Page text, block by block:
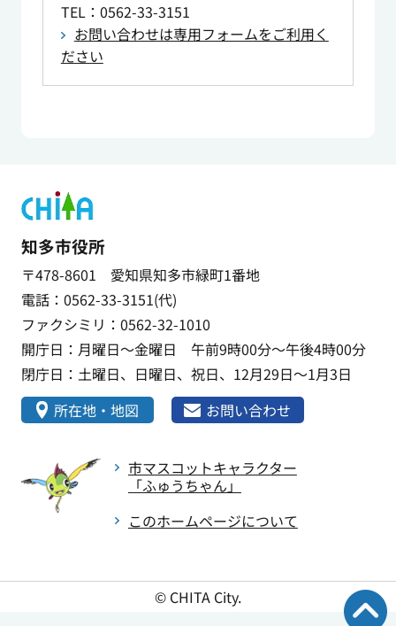
TEL：0562-33-3151
お問い合わせは専用フォームをご利用く
ださい
知多市役所
〒478-8601 愛知県知多市緑町1番地
電話：0562-33-3151(代)
ファクシミリ：0562-32-1010
開庁日：月曜日～金曜日 午前9時00分～午後4時00分
閉庁日：土曜日、日曜日、祝日、12月29日～1月3日
所在地・地図
お問い合わせ
市マスコットキャラクター
「ふゅうちゃん」
このホームページについて
© CHITA City.